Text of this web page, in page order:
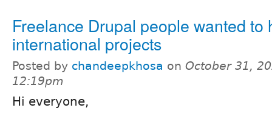
Freelance Drupal people wanted to
international projects
Posted by chandeepkhosa on October 31,
12:19pm
Hi everyone,